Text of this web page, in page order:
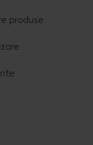
produse